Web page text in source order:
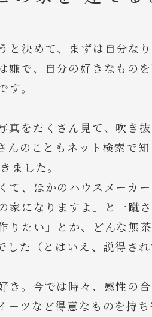
と決めて、まずは自分な
嫌で、自分の好きなもの
。
真をたくさん見て、吹き
のこともネット検索で
ました。
て、ほかのハウスメーカ
家になりますよ」と一蹴
りたい」とか、どんな無
た（とはいえ、説得され
き。今では時々、感性の
ーツなど得意なものを持